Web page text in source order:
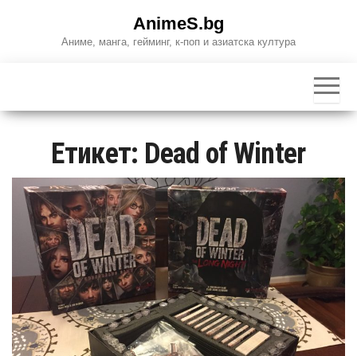
AnimeS.bg
Аниме, манга, гейминг, к-поп и азиатска култура
Етикет: Dead of Winter